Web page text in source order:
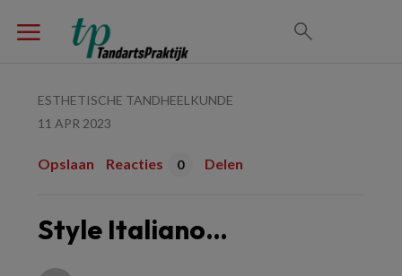
ESTHETISCHE TANDHEELKUNDE
11 APR 2023
Opslaan Reacties 0 Delen
Style Italiano…